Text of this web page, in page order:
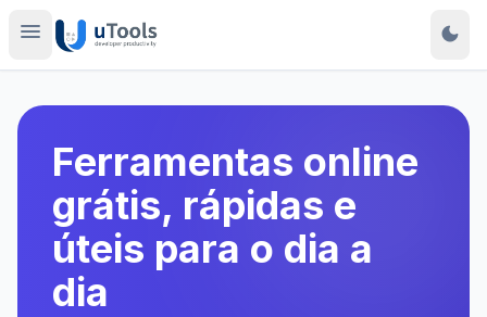
menu dark_mode
Ferramentas online
grátis, rápidas e
úteis para o dia a
dia